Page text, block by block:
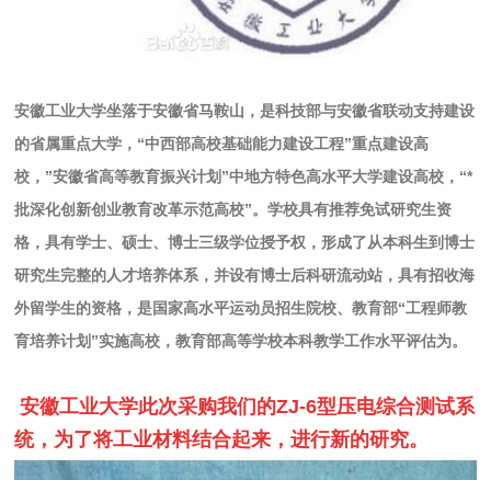
安徽工业大学坐落于安徽省马鞍山，是科技部与安徽省联动支持建设
的省属重点大学，“中西部高校基础能力建设工程”重点建设高
校，”安徽省高等教育振兴计划”中地方特色高水平大学建设高校，“*
批深化创新创业教育改革示范高校”。学校具有推荐免试研究生资
格，具有学士、硕士、博士三级学位授予权，形成了从本科生到博士
研究生完整的人才培养体系，并设有博士后科研流动站，具有招收海
外留学生的资格，是国家高水平运动员招生院校、教育部“工程师教
育培养计划”实施高校，教育部高等学校本科教学工作水平评估为。
安徽工业大学此次采购我们的ZJ-6型压电综合测试系
统，为了将工业材料结合起来，进行新的研究。